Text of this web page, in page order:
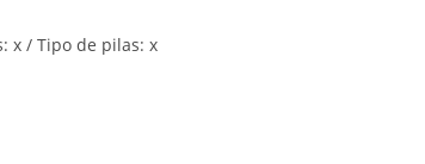
x / Tipo de pilas: x